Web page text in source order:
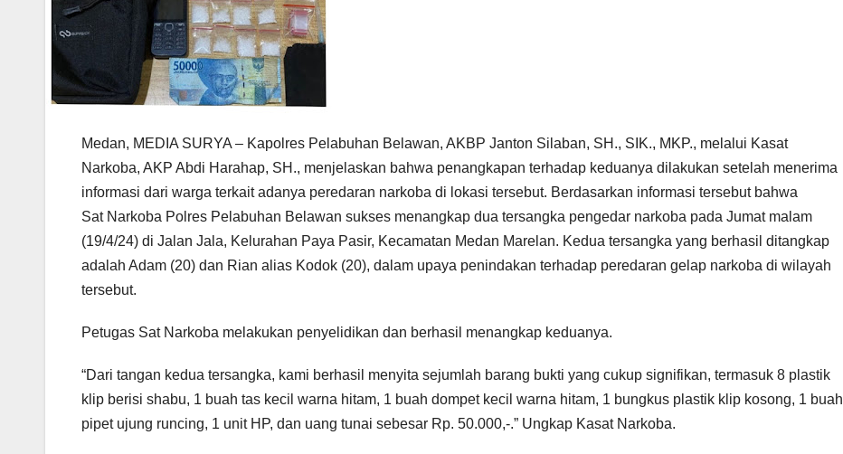
Medan, MEDIA SURYA – Kapolres Pelabuhan Belawan, AKBP Janton Silaban, SH., SIK., MKP., melalui Kasat
Narkoba, AKP Abdi Harahap, SH., menjelaskan bahwa penangkapan terhadap keduanya dilakukan setelah menerima
informasi dari warga terkait adanya peredaran narkoba di lokasi tersebut. Berdasarkan informasi tersebut bahwa
Sat Narkoba Polres Pelabuhan Belawan sukses menangkap dua tersangka pengedar narkoba pada Jumat malam
(19/4/24) di Jalan Jala, Kelurahan Paya Pasir, Kecamatan Medan Marelan. Kedua tersangka yang berhasil ditangkap
adalah Adam (20) dan Rian alias Kodok (20), dalam upaya penindakan terhadap peredaran gelap narkoba di wilayah
tersebut.
Petugas Sat Narkoba melakukan penyelidikan dan berhasil menangkap keduanya.
“Dari tangan kedua tersangka, kami berhasil menyita sejumlah barang bukti yang cukup signifikan, termasuk 8 plastik
klip berisi shabu, 1 buah tas kecil warna hitam, 1 buah dompet kecil warna hitam, 1 bungkus plastik klip kosong, 1 buah
pipet ujung runcing, 1 unit HP, dan uang tunai sebesar Rp. 50.000,-.” Ungkap Kasat Narkoba.